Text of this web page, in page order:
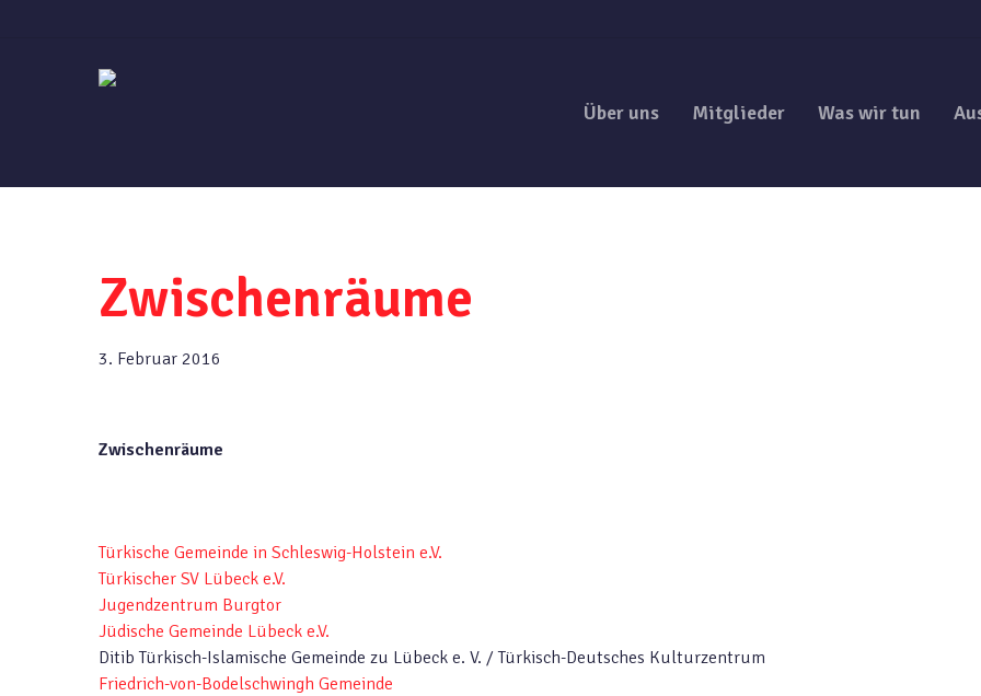
Über uns Mitglieder Was wir tun
Zwischenräume
3. Februar 2016
Zwischenräume
Türkische Gemeinde in Schleswig-Holstein e.V.
Türkischer SV Lübeck e.V.
Jugendzentrum Burgtor
Jüdische Gemeinde Lübeck e.V.
Ditib Türkisch-Islamische Gemeinde zu Lübeck e. V. / Türkisch-Deutsches Kulturzentrum
Friedrich-von-Bodelschwingh Gemeinde